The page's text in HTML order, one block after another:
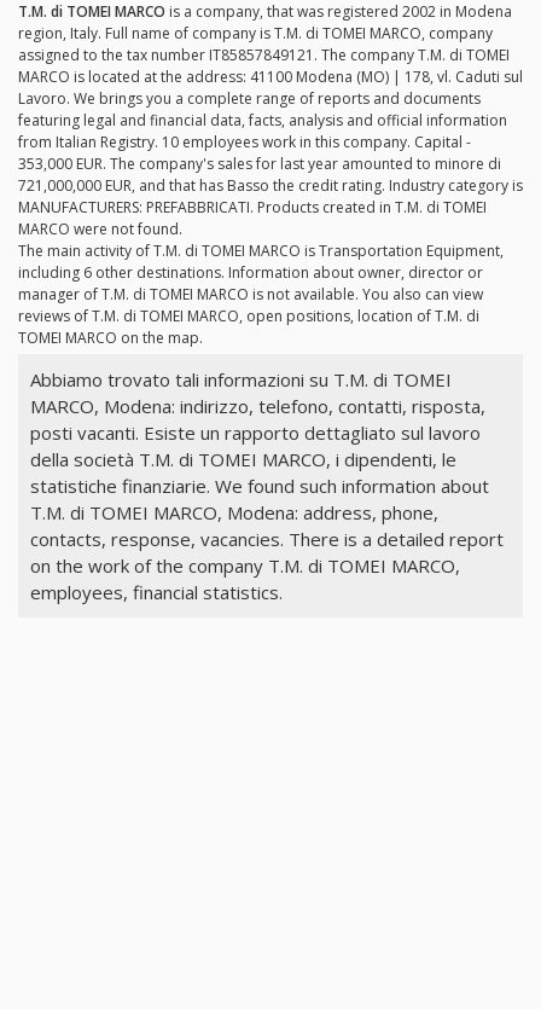
T.M. di TOMEI MARCO is a company, that was registered 2002 in Modena
region, Italy. Full name of company is T.M. di TOMEI MARCO, company
assigned to the tax number IT85857849121. The company T.M. di TOMEI
MARCO is located at the address: 41100 Modena (MO) | 178, vl. Caduti sul
Lavoro. We brings you a complete range of reports and documents
featuring legal and financial data, facts, analysis and official information
from Italian Registry. 10 employees work in this company. Capital -
353,000 EUR. The company's sales for last year amounted to minore di
721,000,000 EUR, and that has Basso the credit rating. Industry category is
MANUFACTURERS: PREFABBRICATI. Products created in T.M. di TOMEI
MARCO were not found.
The main activity of T.M. di TOMEI MARCO is Transportation Equipment,
including 6 other destinations. Information about owner, director or
manager of T.M. di TOMEI MARCO is not available. You also can view
reviews of T.M. di TOMEI MARCO, open positions, location of T.M. di
TOMEI MARCO on the map.
Abbiamo trovato tali informazioni su T.M. di TOMEI
MARCO, Modena: indirizzo, telefono, contatti, risposta,
posti vacanti. Esiste un rapporto dettagliato sul lavoro
della società T.M. di TOMEI MARCO, i dipendenti, le
statistiche finanziarie. We found such information about
T.M. di TOMEI MARCO, Modena: address, phone,
contacts, response, vacancies. There is a detailed report
on the work of the company T.M. di TOMEI MARCO,
employees, financial statistics.